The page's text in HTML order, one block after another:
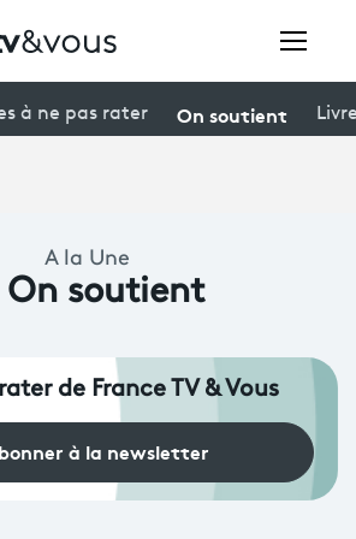
à une émission
à ne pas rater On soutient
A la Une
On soutient
de France TV & Vous
à la newsletter